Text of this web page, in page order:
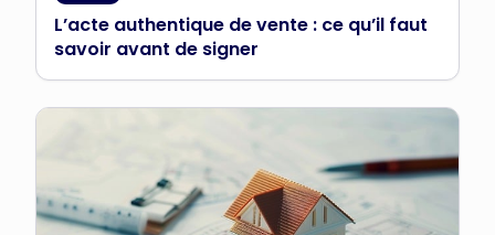
L’acte authentique de vente : ce qu’il faut
savoir avant de signer